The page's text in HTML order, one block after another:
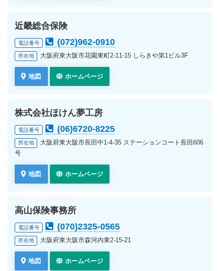
近畿総合保険
電話番号 (072)962-0910
所在地 大阪府東大阪市花園東町2-11-15 しらきや第1ビル3F
地図 ホームページ
株式会社ほけん夢工房
電話番号 (06)6720-8225
所在地
大阪府東大阪市長田中1-4-35 ステーションコート長田606
号
地図 ホームページ
高山保険事務所
電話番号 (070)2325-0565
所在地 大阪府東大阪市森河内東2-15-21
地図 ホームページ